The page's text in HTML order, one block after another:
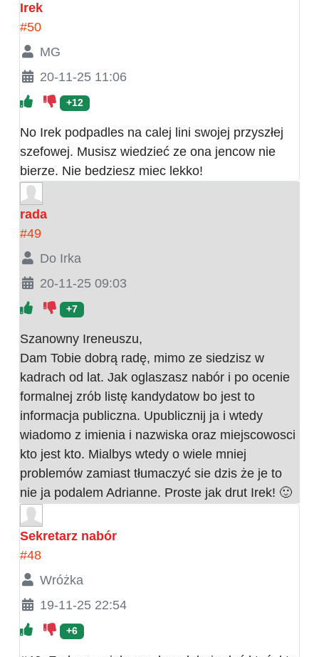
Irek
#50
MG
20-11-25 11:06
+12
No Irek podpadles na calej lini swojej przyszłej
szefowej. Musisz wiedzieć ze ona jencow nie
bierze. Nie bedziesz miec lekko!
rada
#49
Do Irka
20-11-25 09:03
+7
Szanowny Ireneuszu,
Dam Tobie dobrą radę, mimo ze siedzisz w
kadrach od lat. Jak oglaszasz nabór i po ocenie
formalnej zrób listę kandydatow bo jest to
informacja publiczna. Upublicznij ja i wtedy
wiadomo z imienia i nazwiska oraz miejscowosci
kto jest kto. Mialbys wtedy o wiele mniej
problemów zamiast tłumaczyć sie dzis że je to
nie ja podalem Adrianne. Proste jak drut Irek! 🙂
Sekretarz nabór
#48
Wróżka
19-11-25 22:54
+6